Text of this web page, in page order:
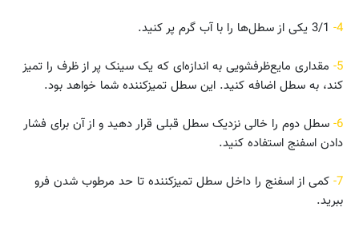
4-
5- مقداری مایع‌ظرفشویی به اندازه‌ای که یک سینک پر از ظرف را تمیز
کند، به سطل اضافه کنید. این سطل تمیزکننده شما خواهد بود.
6- سطل دوم را خالی نزدیک سطل قبلی قرار دهید و از آن برای فشار
دادن اسفنج استفاده کنید.
7- کمی از اسفنج را داخل سطل تمیزکننده تا حد مرطوب شدن فرو
ببرید.